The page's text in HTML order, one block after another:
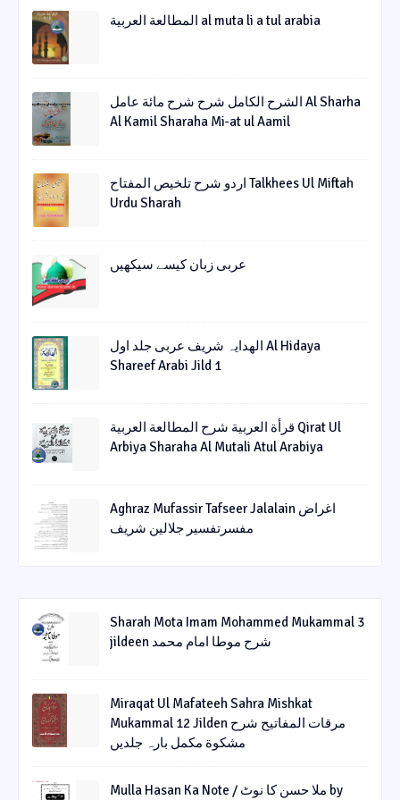
المطالعة العربية al muta li a tul arabia
الشرح الکامل شرح شرح مائة عامل Al Sharha
Al Kamil Sharaha Mi-at ul Aamil
اردو شرح تلخیص المفتاح Talkhees Ul Miftah
Urdu Sharah
عربی زبان کیسے سیکھیں
الھدایہ شریف عربی جلد اول Al Hidaya
Shareef Arabi Jild 1
قرأة العربیة شرح المطالعة العربیة Qirat Ul
Arbiya Sharaha Al Mutali Atul Arabiya
Aghraz Mufassir Tafseer Jalalain اغراض
مفسرتفسیر جلالین شریف
Sharah Mota Imam Mohammed Mukammal 3
jildeen شرح موطا امام محمد
Miraqat Ul Mafateeh Sahra Mishkat
Mukammal 12 Jilden مرقات المفاتیح شرح
مشکوة مکمل بارہ جلدیں
Mulla Hasan Ka Note / ملا حسن کا نوٹ by